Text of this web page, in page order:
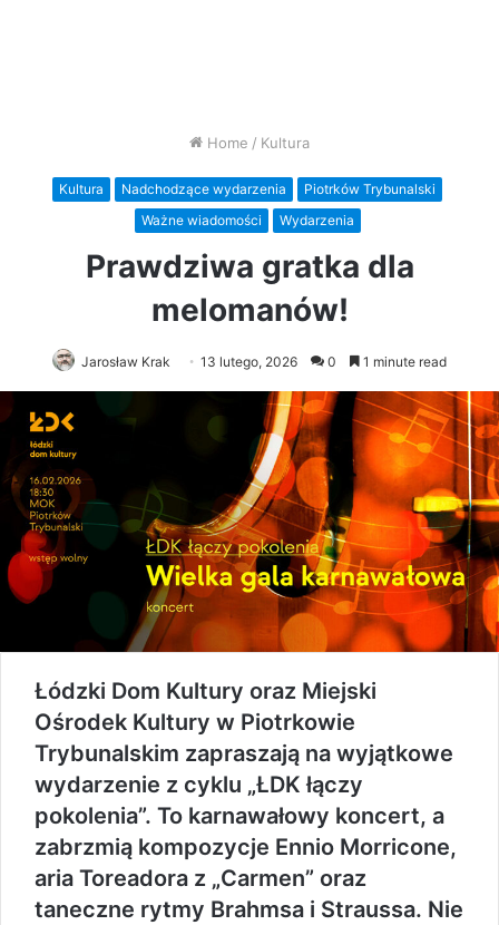
Home / Kultura
Kultura Nadchodzące wydarzenia
Piotrków Trybunalski
Ważne wiadomości
Wydarzenia
Prawdziwa gratka dla
melomanów!
Jarosław Krak 13 lutego, 2026 0 1 minute read
Łódzki Dom Kultury oraz Miejski
Ośrodek Kultury w Piotrkowie
Trybunalskim zapraszają na wyjątkowe
wydarzenie z cyklu „ŁDK łączy
pokolenia”. To karnawałowy koncert, a
zabrzmią kompozycje Ennio Morricone,
aria Toreadora z „Carmen” oraz
taneczne rytmy Brahmsa i Straussa. Nie